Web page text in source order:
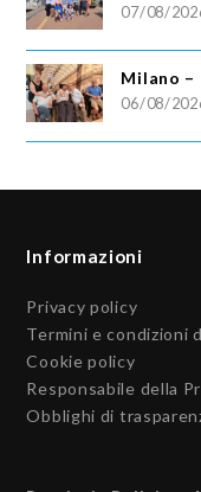
07/08/
Milano –
06/08/
Informazioni
Privacy policy
Termini e condizioni
Cookie policy
Responsabile della
Obblighi di